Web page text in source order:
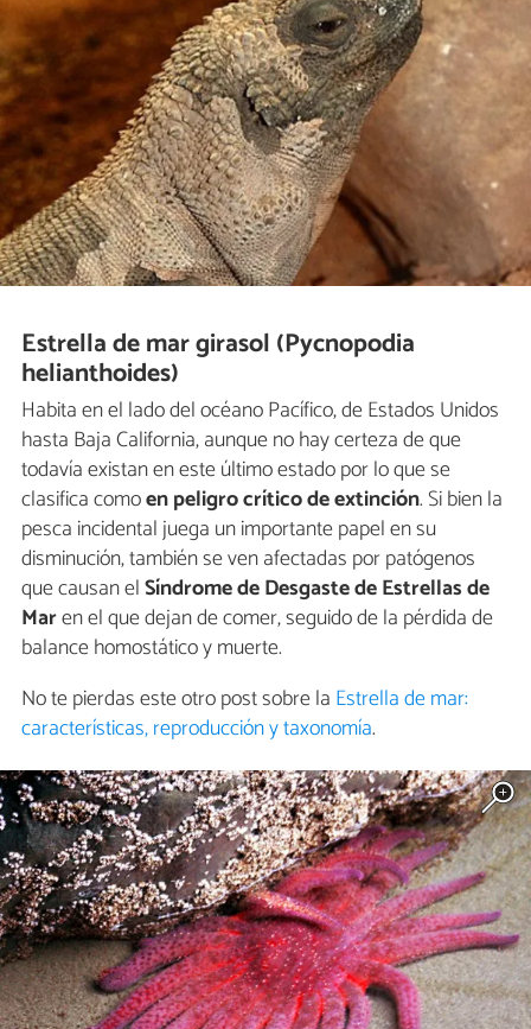
Estrella de mar girasol (Pycnopodia
helianthoides)
Habita en el lado del océano Pacífico, de Estados Unidos
hasta Baja California, aunque no hay certeza de que
todavía existan en este último estado por lo que se
clasifica comoen peligro crítico de extinción. Si bien la
pesca incidental juega un importante papel en su
disminución, también se ven afectadas por patógenos
que causan elSíndrome de Desgaste de Estrellas de
Maren el que dejan de comer, seguido de la pérdida de
balance homostático y muerte.
No te pierdas este otro post sobre la Estrella de mar:
características, reproducción y taxonomía.